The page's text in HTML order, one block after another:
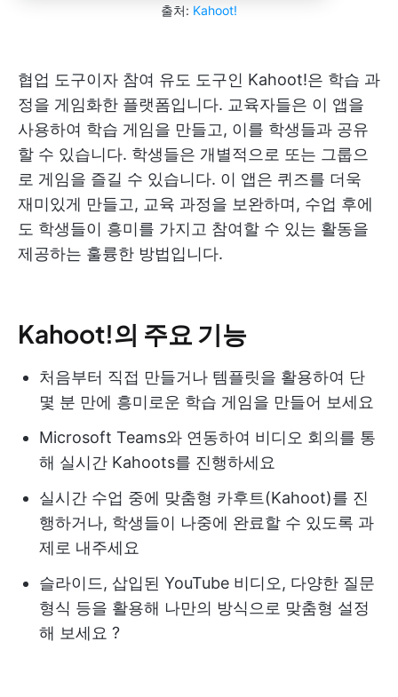
출처: Kahoot!
협업 도구이자 참여 유도 도구인 Kahoot!은 학습 과
정을 게임화한 플랫폼입니다. 교육자들은 이 앱을
사용하여 학습 게임을 만들고, 이를 학생들과 공유
할 수 있습니다. 학생들은 개별적으로 또는 그룹으
로 게임을 즐길 수 있습니다. 이 앱은 퀴즈를 더욱
재미있게 만들고, 교육 과정을 보완하며, 수업 후에
도 학생들이 흥미를 가지고 참여할 수 있는 활동을
제공하는 훌륭한 방법입니다.
Kahoot!의 주요 기능
처음부터 직접 만들거나 템플릿을 활용하여 단
몇 분 만에 흥미로운 학습 게임을 만들어 보세요
Microsoft Teams와 연동하여 비디오 회의를 통
해 실시간 Kahoots를 진행하세요
실시간 수업 중에 맞춤형 카후트(Kahoot)를 진
행하거나, 학생들이 나중에 완료할 수 있도록 과
제로 내주세요
슬라이드, 삽입된 YouTube 비디오, 다양한 질문
형식 등을 활용해 나만의 방식으로 맞춤형 설정
해 보세요 ?